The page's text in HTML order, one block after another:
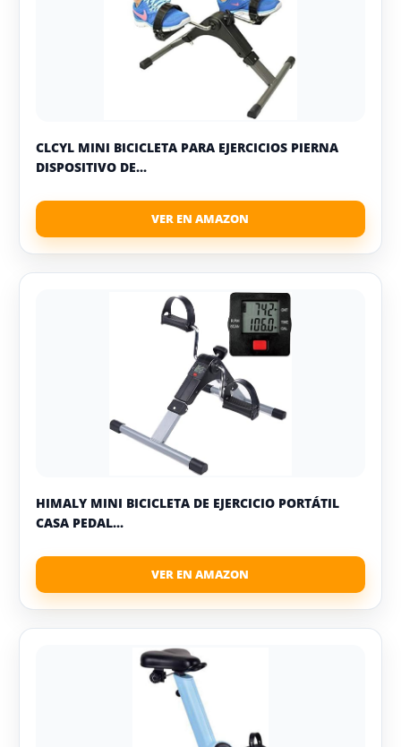
CLCYL MINI BICICLETA PARA EJERCICIOS PIERNA
DISPOSITIVO DE...
HIMALY MINI BICICLETA DE EJERCICIO PORTÁTIL
CASA PEDAL...